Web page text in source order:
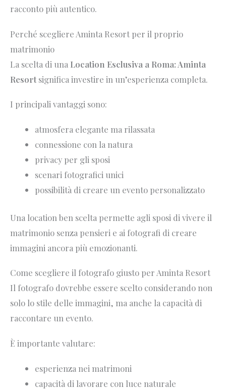
racconto più autentico.
Perché scegliere Aminta Resort per il proprio
matrimonio
La scelta di una Location Esclusiva a Roma: Aminta
Resortsignifica investire in un’esperienza completa.
I principali vantaggi sono:
atmosfera elegante ma rilassata
connessione con la natura
privacy per gli sposi
scenari fotografici unici
possibilità di creare un evento personalizzato
Una location ben scelta permette agli sposi di vivere il
matrimonio senza pensieri e ai fotografi di creare
immagini ancora più emozionanti.
Come scegliere il fotografo giusto per Aminta Resort
Il fotografo dovrebbe essere scelto considerando non
solo lo stile delle immagini, ma anche la capacità di
raccontare un evento.
È importante valutare:
esperienza nei matrimoni
capacità di lavorare con luce naturale